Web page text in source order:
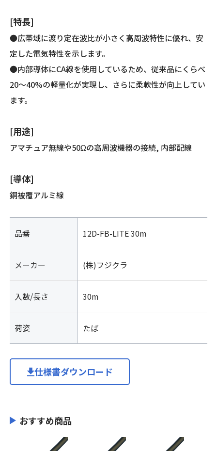
[特長]
●広帯域に渡り定在波比が小さく高周波特性に優れ、安
定した電気特性を示します。
●内部導体にCA線を使用しているため、従来品にくらべ
20～40%の軽量化が実現し、さらに柔軟性が向上してい
ます。
[用途]
アマチュア無線や50Ωの高周波機器の接続, 内部配線
[導体]
銅被覆アルミ線
品番 12D-FB-LITE 30m
メーカー (株)フジクラ
入数/長さ 30m
荷姿 たば
仕様書ダウンロード
おすすめ商品